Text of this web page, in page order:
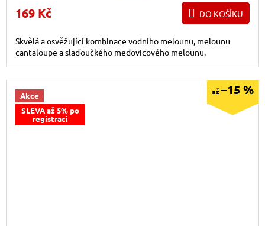
169 Kč DO KOŠÍKU
Skvělá a osvěžující kombinace vodního melounu, melounu
cantaloupe a slaďoučkého medovicového melounu.
Akce
SLEVA až 5% po
registraci
až–15 %